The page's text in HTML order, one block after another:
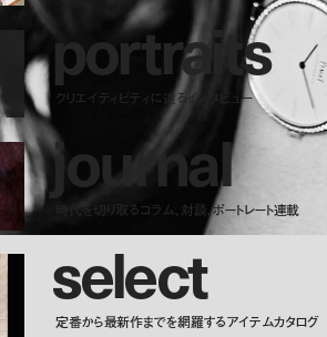
portraits
クリエイティビティに迫るインタビュー
journal
時代を切り取るコラム、対談、ポートレート連載
select
定番から最新作までを網羅するアイテムカタログ